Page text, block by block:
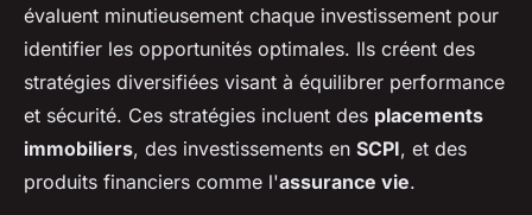
évaluent minutieusement chaque investissement pour
identifier les opportunités optimales. Ils créent des
stratégies diversifiées visant à équilibrer performance
et sécurité. Ces stratégies incluent des placements
immobiliers, des investissements en SCPI, et des
produits financiers comme l'assurance vie.